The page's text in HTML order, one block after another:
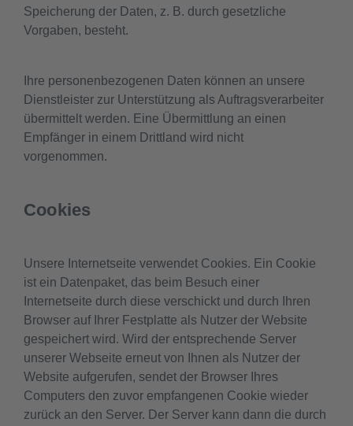
Speicherung der Daten, z. B. durch gesetzliche
Vorgaben, besteht.
Ihre personenbezogenen Daten können an unsere
Dienstleister zur Unterstützung als Auftragsverarbeiter
übermittelt werden. Eine Übermittlung an einen
Empfänger in einem Drittland wird nicht
vorgenommen.
Cookies
Unsere Internetseite verwendet Cookies. Ein Cookie
ist ein Datenpaket, das beim Besuch einer
Internetseite durch diese verschickt und durch Ihren
Browser auf Ihrer Festplatte als Nutzer der Website
gespeichert wird. Wird der entsprechende Server
unserer Webseite erneut von Ihnen als Nutzer der
Website aufgerufen, sendet der Browser Ihres
Computers den zuvor empfangenen Cookie wieder
zurück an den Server. Der Server kann dann die durch